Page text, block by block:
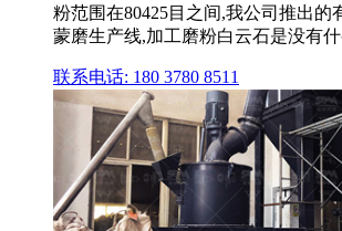
粉范围在80425目之间,我公司推出的
蒙磨生产线,加工磨粉白云石是没有
联系电话: 180 3780 8511